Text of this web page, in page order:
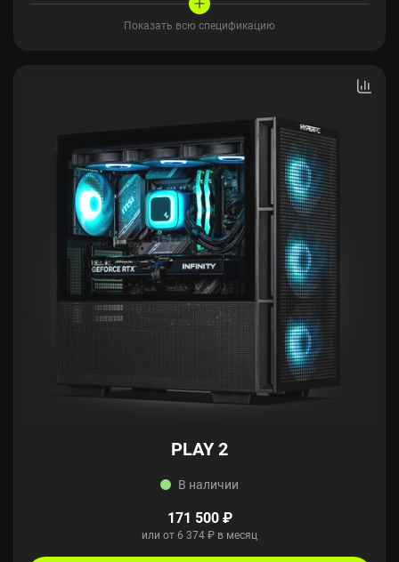
Показать всю спецификацию
PLAY 2
В наличии
171 500 ₽
или от 6 374 ₽ в месяц